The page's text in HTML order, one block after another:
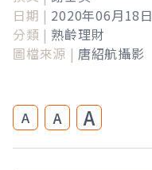
日期 | 2020年06月18日
分類 | 熟齡理財
圖檔來源 | 唐紹航攝影
A A A